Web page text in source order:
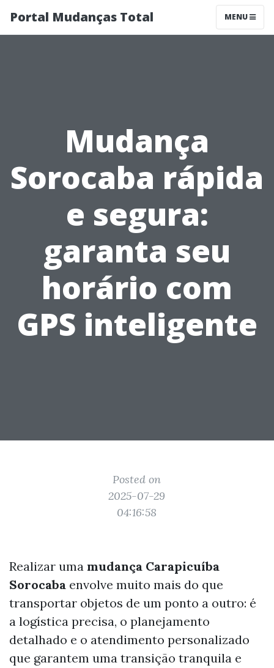
Portal Mudanças Total MENU
Mudança
Sorocaba rápida
e segura:
garanta seu
horário com
GPS inteligente
Posted on
2025-07-29
04:16:58
Realizar uma mudança Carapicuíba
Sorocaba envolve muito mais do que
transportar objetos de um ponto a outro: é
a logística precisa, o planejamento
detalhado e o atendimento personalizado
que garantem uma transição tranquila e